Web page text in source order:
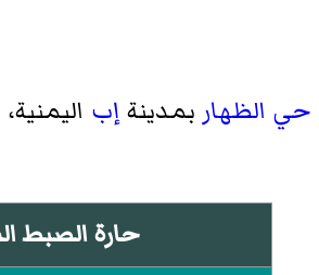
حي الظهار بمدينةإب اليمنية،
حارة الصبط